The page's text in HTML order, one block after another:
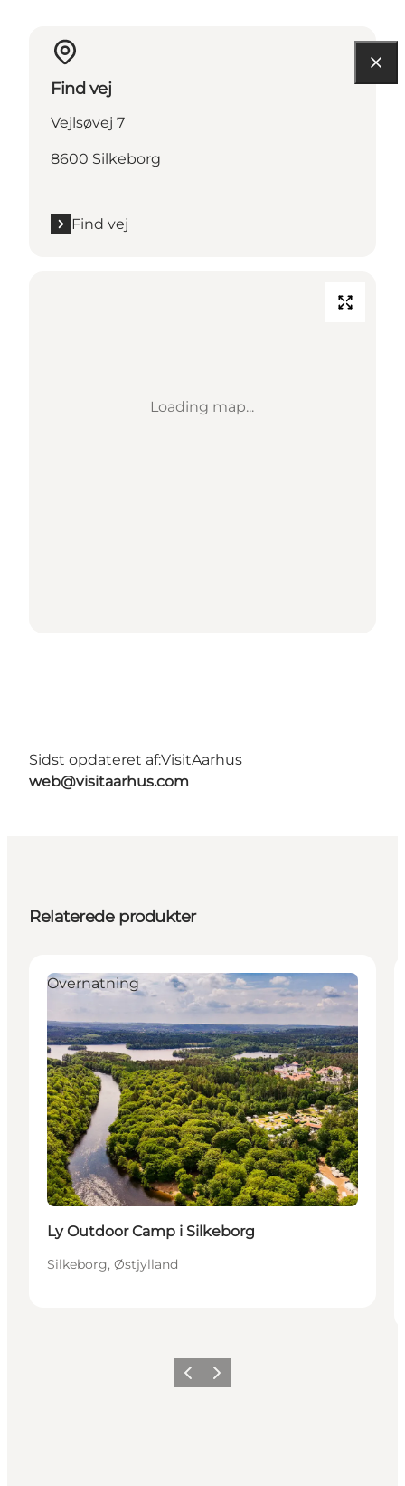
Find vej
Vejlsøvej 7
8600 Silkeborg
Find vej
Loading map...
Sidst opdateret af:VisitAarhus
web@visitaarhus.com
Relaterede produkter
Overnatning
Ly Outdoor Camp i Silkeborg
Silkeborg, Østjylland
ForrigeNæste